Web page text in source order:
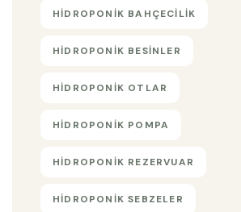
HIDROPONIK BAHÇECILIK
HIDROPONIK BESINLER
HIDROPONIK OTLAR
HIDROPONIK POMPA
HIDROPONIK REZERVUAR
HIDROPONIK SEBZELER